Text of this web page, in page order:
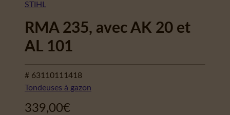
STIHL
RMA 235, avec AK 20 et
AL 101
# 63110111418
Tondeuses à gazon
339,00€